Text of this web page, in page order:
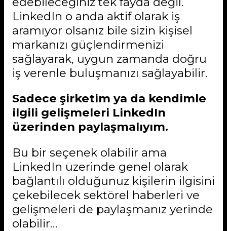
LinkedIn o anda aktif olarak iş
aramıyor olsanız bile sizin kişisel
markanızı güçlendirmenizi
sağlayarak, uygun zamanda doğru
iş verenle buluşmanızı sağlayabilir.
Sadece şirketim ya da kendimle
ilgili gelişmeleri LinkedIn
üzerinden paylaşmalıyım.
Bu bir seçenek olabilir ama
LinkedIn üzerinde genel olarak
bağlantılı olduğunuz kişilerin ilgisini
çekebilecek sektörel haberleri ve
gelişmeleri de paylaşmanız yerinde
olabilir…